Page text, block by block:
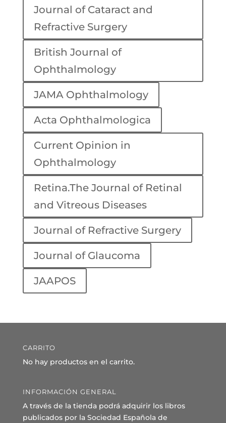
Journal of Cataract and
Refractive Surgery
British Journal of
Ophthalmology
JAMA Ophthalmology
Acta Ophthalmologica
Current Opinion in
Ophthalmology
Retina.The Journal of Retinal
and Vitreous Diseases
Journal of Refractive Surgery
Journal of Glaucoma
JAAPOS
CARRITO
No hay productos en el carrito.
INFORMACIÓN GENERAL
A través de la tienda podrá adquirir los libros
publicados por la Sociedad Española de